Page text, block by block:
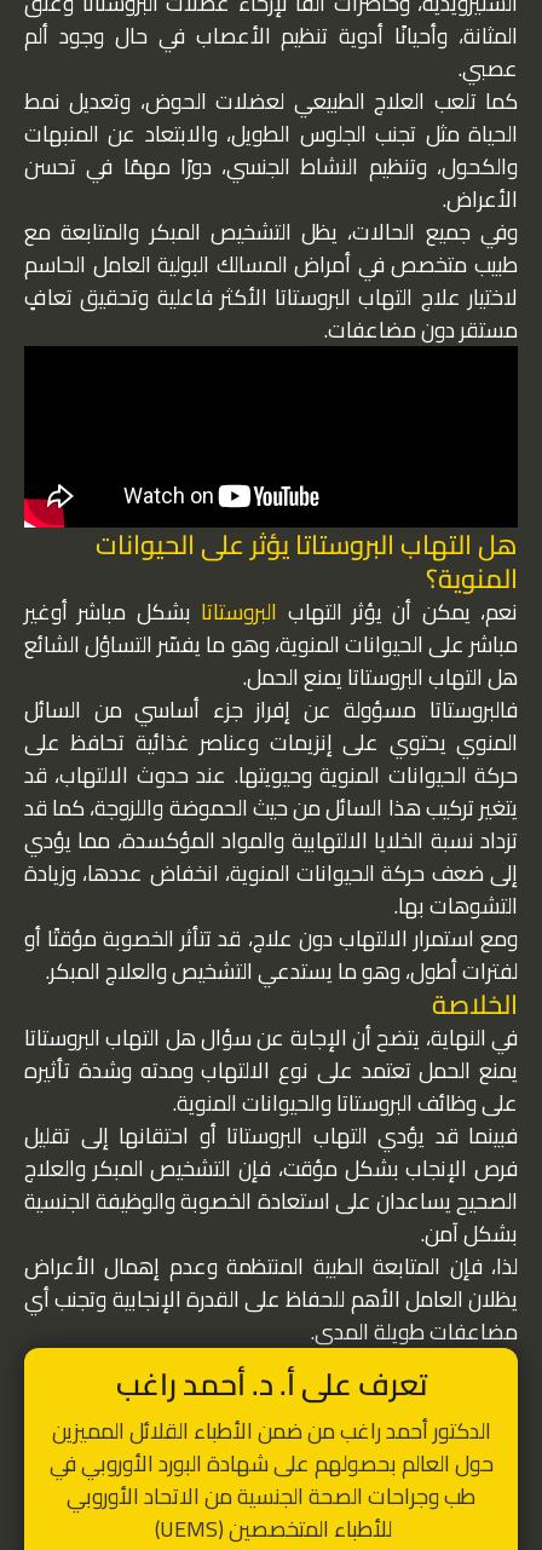
المثانة، وأحيانًا أدوية تنظيم الأعصاب في حال وجود ألم
عصبي.
كما تلعب العلاج الطبيعي لعضلات الحوض، وتعديل نمط
الحياة مثل تجنب الجلوس الطويل، والابتعاد عن المنبهات
والكحول، وتنظيم النشاط الجنسي، دورًا مهمًا في تحسن
الأعراض.
وفي جميع الحالات، يظل التشخيص المبكر والمتابعة مع
طبيب متخصص في أمراض المسالك البولية العامل الحاسم
لاختيار علاج التهاب البروستاتا الأكثر فاعلية وتحقيق تعافٍ
مستقر دون مضاعفات.
هل التهاب البروستاتا يؤثر على الحيوانات
المنوية؟
نعم، يمكن أن يؤثر التهاب البروستاتا بشكل مباشر أوغير
مباشر على الحيوانات المنوية، وهو ما يفسّر التساؤل الشائع
هل التهاب البروستاتا يمنع الحمل.
فالبروستاتا مسؤولة عن إفراز جزء أساسي من السائل
المنوي يحتوي على إنزيمات وعناصر غذائية تحافظ على
حركة الحيوانات المنوية وحيويتها. عند حدوث الالتهاب، قد
يتغير تركيب هذا السائل من حيث الحموضة واللزوجة، كما قد
تزداد نسبة الخلايا الالتهابية والمواد المؤكسدة، مما يؤدي
إلى ضعف حركة الحيوانات المنوية، انخفاض عددها، وزيادة
التشوهات بها.
ومع استمرار الالتهاب دون علاج، قد تتأثر الخصوبة مؤقتًا أو
لفترات أطول، وهو ما يستدعي التشخيص والعلاج المبكر.
الخلاصة
في النهاية، يتضح أن الإجابة عن سؤال هل التهاب البروستاتا
يمنع الحمل تعتمد على نوع الالتهاب ومدته وشدة تأثيره
على وظائف البروستاتا والحيوانات المنوية.
فبينما قد يؤدي التهاب البروستاتا أو احتقانها إلى تقليل
فرص الإنجاب بشكل مؤقت، فإن التشخيص المبكر والعلاج
الصحيح يساعدان على استعادة الخصوبة والوظيفة الجنسية
بشكل آمن.
لذا، فإن المتابعة الطبية المنتظمة وعدم إهمال الأعراض
يظلان العامل الأهم للحفاظ على القدرة الإنجابية وتجنب أي
مضاعفات طويلة المدى.
تعرف على أ. د. أحمد راغب
الدكتور أحمد راغب من ضمن الأطباء القلائل المميزين
حول العالم بحصولهم على شهادة البورد الأوروبي في
طب وجراحات الصحة الجنسية من الاتحاد الأوروبي
للأطباء المتخصصين (UEMS)